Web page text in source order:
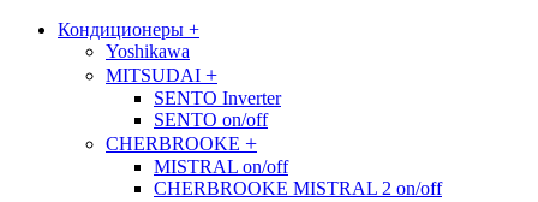
Кондиционеры +
Yoshikawa
MITSUDAI +
SENTO Inverter
SENTO on/off
CHERBROOKE +
MISTRAL on/off
CHERBROOKE MISTRAL 2 on/off